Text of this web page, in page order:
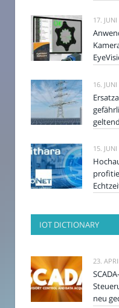
17.
16.
15.
IOT DICTIONARY
23.
neu